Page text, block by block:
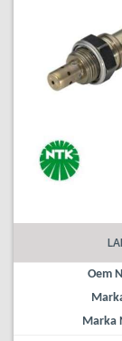
Oem
Marka